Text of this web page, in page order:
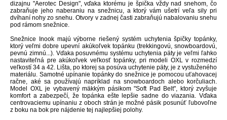
dizajnu "Aerotec Design", vďaka ktorému je špička vždy nad snehom, čo
zabraňuje jeho naberaniu na snežnicu, a ktorý vám ušetrí veľa sily pri
dvíhaní nohy zo snehu. Otvory v zadnej časti zabraňujú nabalovaniu snehu
pod rámom snežnice.
Snežnice
Inook majú výborne riešený systém uchytenia špičky topánky,
ktorý veľmi dobre upevní akúkoľvek topánku (trekkingovú, snowboardovú,
pevnú zimnú...). Vďaka posuvnému systému uchytenia päty je veľmi ľahko
nastaviteľná pre akúkoľvek veľkosť topánky, pri modeli OXL v rozmedzí
veľkostí 34 a 42. Lišta, po ktorej sa posúva uchytenie päty, je z vystuženého
materiálu. Samotné upínanie topánky do snežnice je pomocou uťahovacej
račne, aké sa používajú napríklad na snowboardoch alebo korčuliach.
Model OXL je vybavený mäkkým pásikom "Soft Pad Belt", ktorý zvyšuje
komfort a zabezpečí, že topánka ešte lepšie sadne do viazania. Vďaka
centrovaciemu upínaniu z oboch strán je možné pásik posunúť ľubovoľne
z boku na bok pre nájdenie tej najlepšiej polohy.